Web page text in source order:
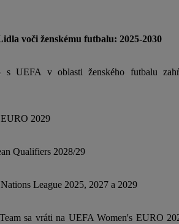
voči ženskému futbalu: 2025-2030
s UEFA v oblasti ženského futbalu
2029
Qualifiers 2028/29
League 2025, 2027 a 2029
sa vráti na UEFA Women's EURO